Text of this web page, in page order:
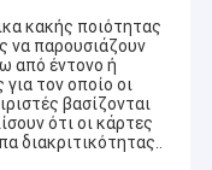
κακής ποιότητας
να παρουσιάζουν
από έντονο ή
τον οποίο οι
βασίζονται
ότι οι κάρτες
διακριτικότητας..